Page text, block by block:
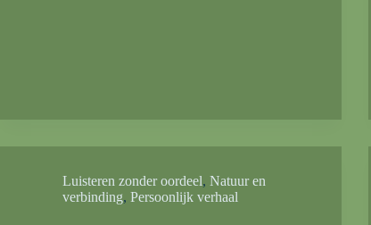
Luisteren zonder oordeel, Natuur en
verbinding, Persoonlijk verhaal